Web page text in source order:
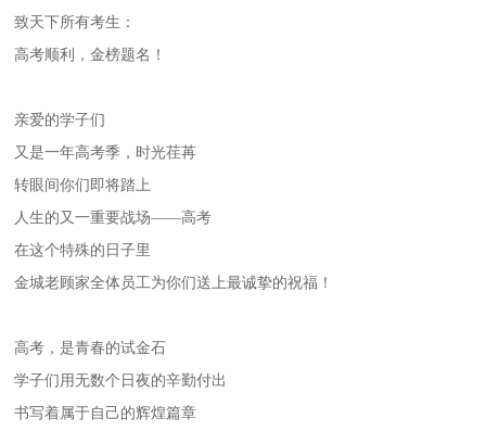
致天下所有考生：
高考顺利，金榜题名！
亲爱的学子们
又是一年高考季，时光荏苒
转眼间你们即将踏上
人生的又一重要战场——高考
在这个特殊的日子里
金城老顾家全体员工为你们送上最诚挚的祝福！
高考，是青春的试金石
学子们用无数个日夜的辛勤付出
书写着属于自己的辉煌篇章